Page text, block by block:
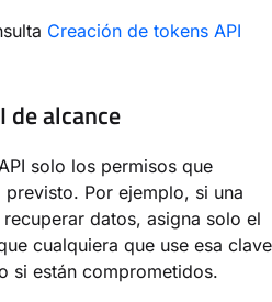
Creación de tokens API
de alcance
solo los permisos que
Por ejemplo, si una
datos, asigna solo el
cualquiera que use esa clave
si están comprometidos.